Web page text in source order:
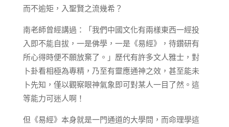
而不逾矩，入聖賢之流幾希？
南老師曾經講過：「我們中國文化有兩樣東西一經投
入即不能自拔，一是佛學，一是《易經》，待鑽研有
所心得時便不願放棄了。」歷代有許多文人雅士，對
卜卦看相極為專精，乃至有靈應通神之效，甚至能未
卜先知，僅以觀察眼神氣象即可對某人一目了然。這
等能力可迷人啊！
但《易經》本身就是一門通道的大學問，而命理學這